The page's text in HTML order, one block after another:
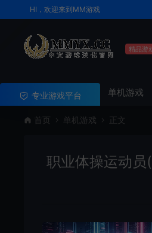
HI，欢迎来到MM游戏
精品游
专业游戏平台 单机游戏
首页 单机游戏 正文
职业体操运动